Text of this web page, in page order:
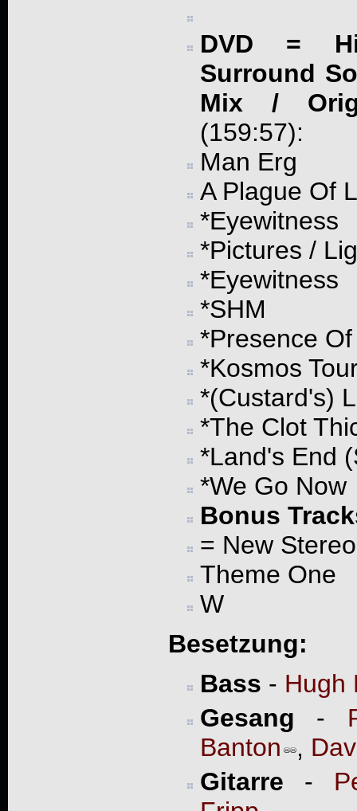
DVD =
Surround
Mix /
(159:57):
Man Erg
A Plague Of
*Eyewitness
*Pictures /
*Eyewitness
*SHM
*Presence
*Kosmos
*(Custard's)
*The Clot
*Land's End
*We Go Now
Bonus
= New
Theme One
W
Besetzung:
Bass - Hugh
Gesang -
Banton ,
Gitarre -